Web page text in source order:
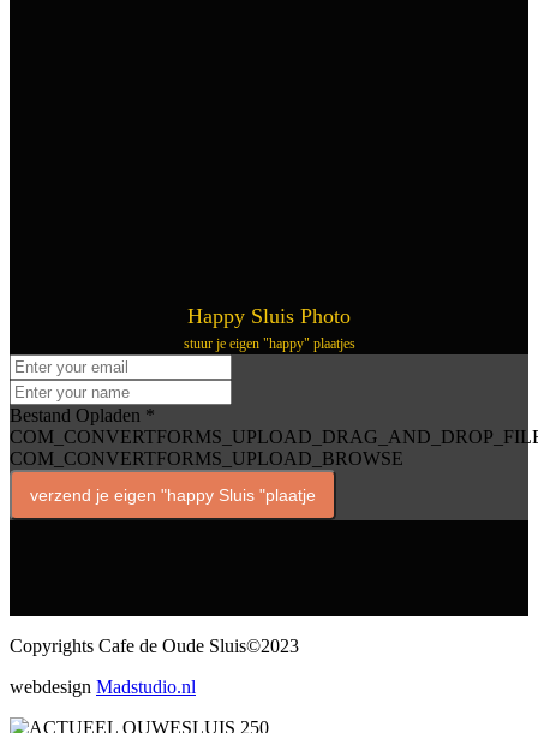
Happy Sluis Photo
stuur je eigen "happy" plaatjes
Bestand Opladen *
COM_CONVERTFORMS_UPLOAD_BROWSE
verzend je eigen "happy Sluis "plaatje
Copyrights Cafe de Oude Sluis©2023
webdesign Madstudio.nl